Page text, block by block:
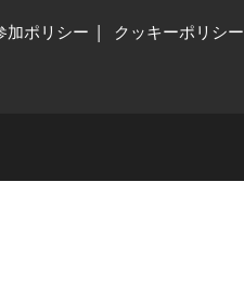
加ポリシー クッキーポリシー